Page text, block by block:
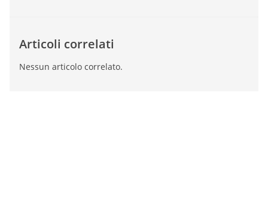
Articoli correlati
Nessun articolo correlato.